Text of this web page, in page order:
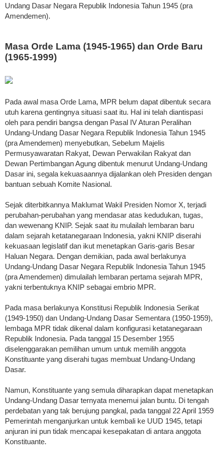
Undang Dasar Negara Republik Indonesia Tahun 1945 (pra
Amendemen).
Masa Orde Lama (1945-1965) dan Orde Baru
(1965-1999)
Pada awal masa Orde Lama, MPR belum dapat dibentuk secara
utuh karena gentingnya situasi saat itu. Hal ini telah diantispasi
oleh para pendiri bangsa dengan Pasal IV Aturan Peralihan
Undang-Undang Dasar Negara Republik Indonesia Tahun 1945
(pra Amendemen) menyebutkan, Sebelum Majelis
Permusyawaratan Rakyat, Dewan Perwakilan Rakyat dan
Dewan Pertimbangan Agung dibentuk menurut Undang-Undang
Dasar ini, segala kekuasaannya dijalankan oleh Presiden dengan
bantuan sebuah Komite Nasional.
Sejak diterbitkannya Maklumat Wakil Presiden Nomor X, terjadi
perubahan-perubahan yang mendasar atas kedudukan, tugas,
dan wewenang KNIP. Sejak saat itu mulailah lembaran baru
dalam sejarah ketatanegaraan Indonesia, yakni KNIP diserahi
kekuasaan legislatif dan ikut menetapkan Garis-garis Besar
Haluan Negara. Dengan demikian, pada awal berlakunya
Undang-Undang Dasar Negara Republik Indonesia Tahun 1945
(pra Amendemen) dimulailah lembaran pertama sejarah MPR,
yakni terbentuknya KNIP sebagai embrio MPR.
Pada masa berlakunya Konstitusi Republik Indonesia Serikat
(1949-1950) dan Undang-Undang Dasar Sementara (1950-1959),
lembaga MPR tidak dikenal dalam konfigurasi ketatanegaraan
Republik Indonesia. Pada tanggal 15 Desember 1955
diselenggarakan pemilihan umum untuk memilih anggota
Konstituante yang diserahi tugas membuat Undang-Undang
Dasar.
Namun, Konstituante yang semula diharapkan dapat menetapkan
Undang-Undang Dasar ternyata menemui jalan buntu. Di tengah
perdebatan yang tak berujung pangkal, pada tanggal 22 April 1959
Pemerintah menganjurkan untuk kembali ke UUD 1945, tetapi
anjuran ini pun tidak mencapai kesepakatan di antara anggota
Konstituante.